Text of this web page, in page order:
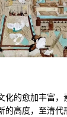
化的愈加丰富，
的高度，至清代